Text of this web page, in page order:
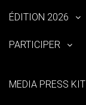
ÉDITION 2026
PARTICIPER
MEDIA PRESS KIT